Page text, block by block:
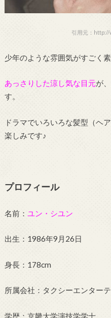
引用元：http://
少年のような雰囲気がすごく素
あっさりした涼し気な目元が
す。
ドラマでいろいろな髪型（ヘ
楽しみです♪
プロフィール
名前： ユン・シユン
出生：1986年9月26日
身長：178cm
所属会社：タクシーエンター
学歴：京畿大学演技学学士